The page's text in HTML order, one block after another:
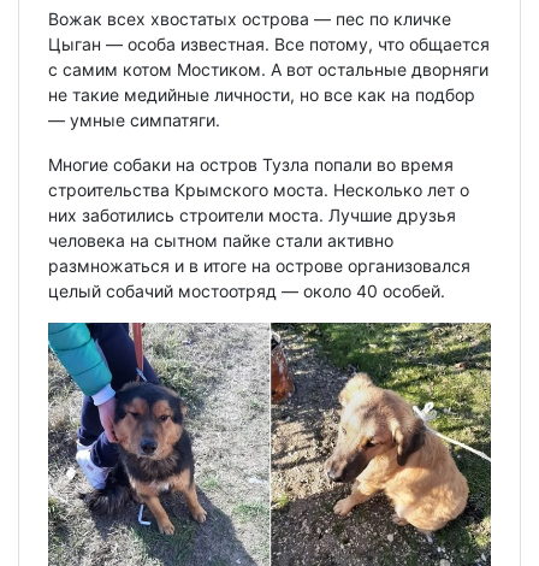
Вожак всех хвостатых острова — пес по кличке
Цыган — особа известная. Все потому, что общается
с самим котом Мостиком. А вот остальные дворняги
не такие медийные личности, но все как на подбор
— умные симпатяги.
Многие собаки на остров Тузла попали во время
строительства Крымского моста. Несколько лет о
них заботились строители моста. Лучшие друзья
человека на сытном пайке стали активно
размножаться и в итоге на острове организовался
целый собачий мостоотряд — около 40 особей.